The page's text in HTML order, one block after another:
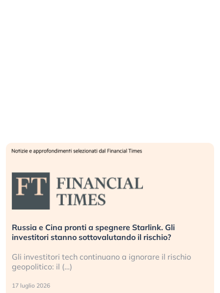
Russia e Cina pronti a spegnere Starlink. Gli
investitori stanno sottovalutando il rischio?
Gli investitori tech continuano a ignorare il rischio
geopolitico: il (…)
17 luglio 2026